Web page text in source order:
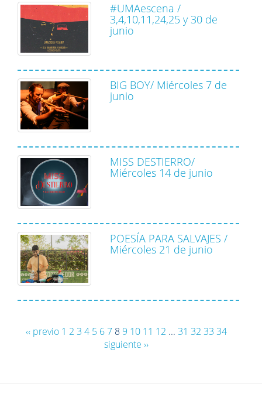
#UMAescena /
3,4,10,11,24,25 y 30 de
junio
BIG BOY/ Miércoles 7 de
junio
MISS DESTIERRO/
Miércoles 14 de junio
POESÍA PARA SALVAJES /
Miércoles 21 de junio
‹‹ previo 1 2 3 4 5 67 8 9 10 11 12 ... 31 32 33 34
siguiente ››